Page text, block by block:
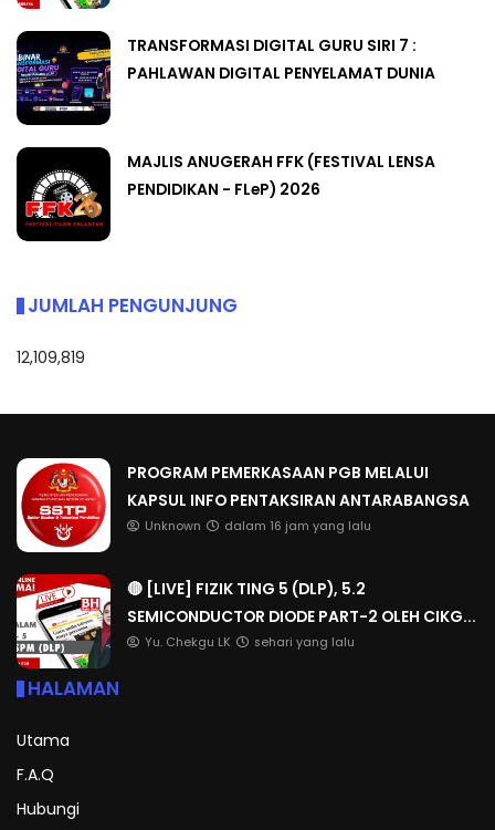
TRANSFORMASI DIGITAL GURU SIRI 7 :
PAHLAWAN DIGITAL PENYELAMAT DUNIA
MAJLIS ANUGERAH FFK (FESTIVAL LENSA
PENDIDIKAN - FLeP) 2026
JUMLAH PENGUNJUNG
12,109,819
PROGRAM PEMERKASAAN PGB MELALUI
KAPSUL INFO PENTAKSIRAN ANTARABANGSA
Unknown dalam 16 jam yang lalu
🔴 [LIVE] FIZIK TING 5 (DLP), 5.2
SEMICONDUCTOR DIODE PART-2 OLEH CIKG...
Yu. Chekgu LK sehari yang lalu
HALAMAN
Utama
F.A.Q
Hubungi